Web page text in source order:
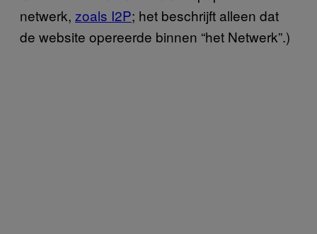
netwerk, zoals I2P; het beschrijft alleen dat
de website opereerde binnen “het Netwerk”.)